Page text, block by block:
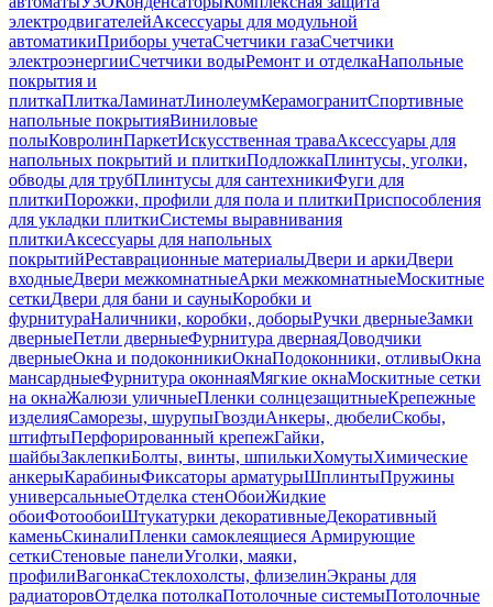
электродвигателейАксессуары для модульной
автоматикиПриборы учетаСчетчики газаСчетчики
электроэнергииСчетчики водыРемонт и отделкаНапольные
покрытия и
плиткаПлиткаЛаминатЛинолеумКерамогранитСпортивные
напольные покрытияВиниловые
полыКовролинПаркетИскусственная траваАксессуары для
напольных покрытий и плиткиПодложкаПлинтусы, уголки,
обводы для трубПлинтусы для сантехникиФуги для
плиткиПорожки, профили для пола и плиткиПриспособления
для укладки плиткиСистемы выравнивания
плиткиАксессуары для напольных
покрытийРеставрационные материалыДвери и аркиДвери
входныеДвери межкомнатныеАрки межкомнатныеМоскитные
сеткиДвери для бани и сауныКоробки и
фурнитураНаличники, коробки, доборыРучки дверныеЗамки
дверныеПетли дверныеФурнитура двернаяДоводчики
дверныеОкна и подоконникиОкнаПодоконники, отливыОкна
мансардныеФурнитура оконнаяМягкие окнаМоскитные сетки
на окнаЖалюзи уличныеПленки солнцезащитныеКрепежные
изделияСаморезы, шурупыГвоздиАнкеры, дюбелиСкобы,
штифтыПерфорированный крепежГайки,
шайбыЗаклепкиБолты, винты, шпилькиХомутыХимические
анкерыКарабиныФиксаторы арматурыШплинтыПружины
универсальныеОтделка стенОбоиЖидкие
обоиФотообоиШтукатурки декоративныеДекоративный
каменьСкиналиПленки самоклеящиеся Армирующие
сеткиСтеновые панелиУголки, маяки,
профилиВагонкаСтеклохолсты, флизелинЭкраны для
радиаторовОтделка потолкаПотолочные системыПотолочные